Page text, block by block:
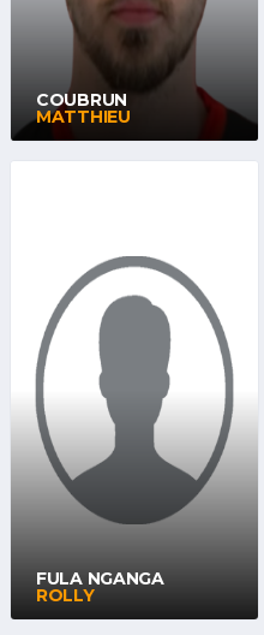
COUBRUN
MATTHIEU
FULA NGANGA
ROLLY